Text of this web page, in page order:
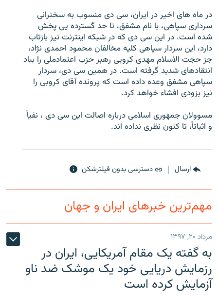
در ماه های اخیر در ایران، سی دی منسوب به سخنرانی
سرداری سپاهی، با نام مشفق، تا حد گسترده یی پخش
شده است. در این سی دی که در شبکه اینترنت نیز بازتاب
دارد، این سردار سپاهی کلیه مخالفان محمود احمدی نژاد،
جز حجت الاسلام مهدی کروبی رهبر حزب اعتمادملی را بباد
انتقادهای شدید گرفته است. در همین سی دی، سردار
سپاهی مشفق وعده داده است که پرونده آقای کروبی را
نیز بزودی افشاء خواهد کرد.
مسوولان جمهوری اسلامی درباره اصالت این سی دی ، نفیاً
و اثباتاً، تا کنون نظری نداده اند.
ارسال دسترسی بدون فیلترشکن
مهم‌ترین خبرهای ایران و جهان
مرداد ۲۰, ۱۳۹۷
به گفته یک مقام آمریکایی، ایران در
رزمایش دریایی خود یک موشک ضد ناو
آزمایش کرده است